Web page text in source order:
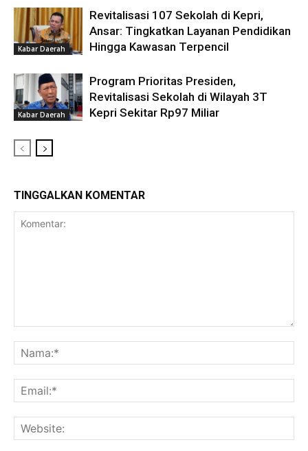
Kabar Daerah
Revitalisasi 107 Sekolah di Kepri,
Ansar: Tingkatkan Layanan Pendidikan
Hingga Kawasan Terpencil
Kabar Daerah
Program Prioritas Presiden,
Revitalisasi Sekolah di Wilayah 3T
Kepri Sekitar Rp97 Miliar
TINGGALKAN KOMENTAR